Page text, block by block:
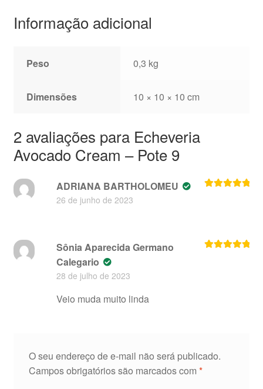
Informação adicional
Peso 0,3 kg
Dimensões 10 × 10 × 10 cm
2 avaliações para Echeveria
Avocado Cream – Pote 9
ADRIANA BARTHOLOMEU
26 de junho de 2023
Sônia Aparecida Germano
Calegario
28 de julho de 2023
Veio muda muito linda
O seu endereço de e-mail não será publicado.
Campos obrigatórios são marcados com *